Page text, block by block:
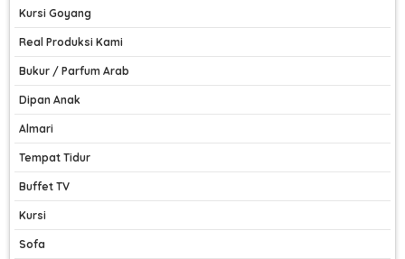
Kursi Goyang
Real Produksi Kami
Bukur / Parfum Arab
Dipan Anak
Almari
Tempat Tidur
Buffet TV
Kursi
Sofa